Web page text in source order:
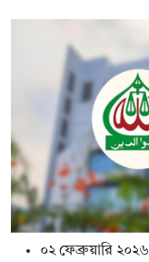
০২ ফেব্রুয়ারি ২০২৬